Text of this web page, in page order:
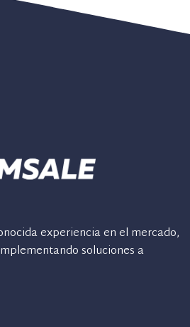
experiencia en el mercado,
soluciones a